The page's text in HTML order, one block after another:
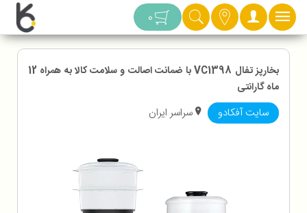
دسته بندی 0
بخارپز تفال VC1398 با ضمانت اصالت و سلامت کالا به همراه 12
ماه گارانتی
سایت آفکادو سراسر ایران